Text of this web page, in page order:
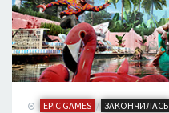
EPIC GAMES / ЗАКОНЧИЛАСЬ